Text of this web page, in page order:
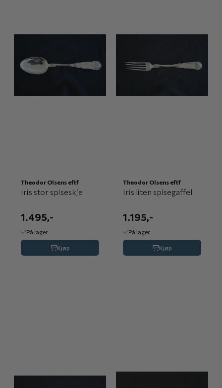
Theodor Olsens eftf
Iris stor spiseskje
1.495,-
På lager
Kjøp
Theodor Olsens eftf
Iris liten spisegaffel
1.195,-
På lager
Kjøp